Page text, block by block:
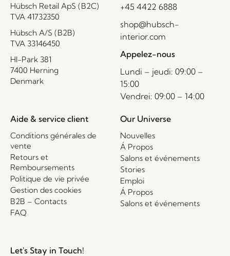
Hübsch Retail ApS (B2C)
TVA 41732350
Hübsch A/S (B2B)
TVA 33146450
HI-Park 381
7400 Herning
Denmark
+45 4422 6888
shop@hubsch-
interior.com
Appelez-nous
Lundi – jeudi: 09:00 –
15:00
Vendrei: 09:00 – 14:00
Aide & service client
Conditions générales de
vente
Retours et
Remboursements
Politique de vie privée
Gestion des cookies
B2B – Contacts
FAQ
Our Universe
Nouvelles
Á Propos
Salons et événements
Stories
Emploi
Á Propos
Salons et événements
Let's Stay in Touch!